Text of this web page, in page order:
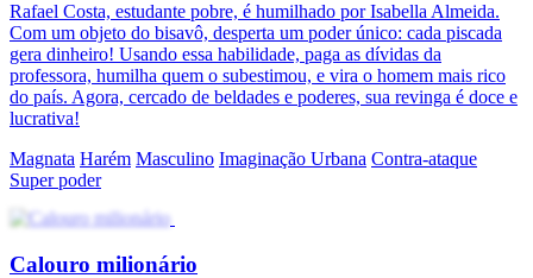
Rafael Costa, estudante pobre, é humilhado por Isabella Almeida.
Com um objeto do bisavô, desperta um poder único: cada piscada
gera dinheiro! Usando essa habilidade, paga as dívidas da
professora, humilha quem o subestimou, e vira o homem mais rico
do país. Agora, cercado de beldades e poderes, sua revinga é doce e
lucrativa!
Magnata Harém Masculino Imaginação Urbana Contra-ataque
Super poder
Calouro milionário